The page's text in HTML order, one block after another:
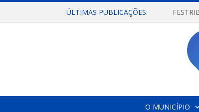
ÚLTIMAS PUBLICAÇÕES:
O MUNICÍPIO